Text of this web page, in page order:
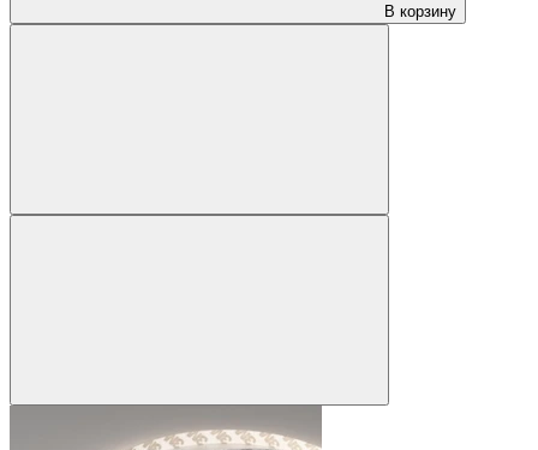
В корзину